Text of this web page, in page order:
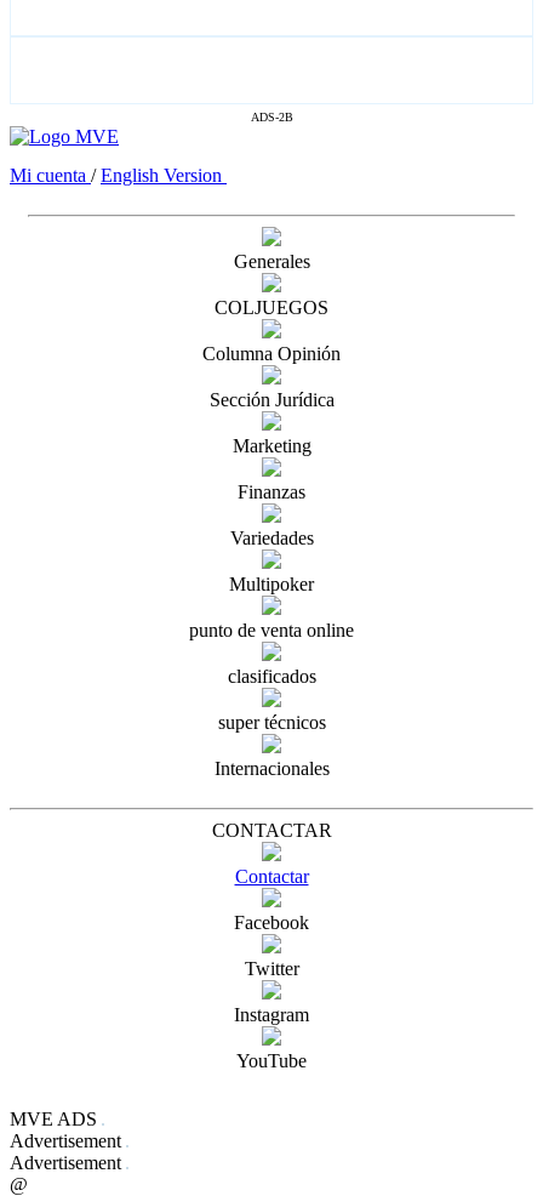
ADS-2B
Mi cuenta /English Version
Generales
COLJUEGOS
Columna Opinión
Sección Jurídica
Marketing
Finanzas
Variedades
Multipoker
punto de venta online
clasificados
super técnicos
Internacionales
CONTACTAR
Contactar
Facebook
Twitter
Instagram
YouTube
MVE ADS
Advertisement
Advertisement
@